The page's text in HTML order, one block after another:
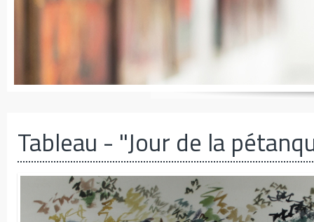
Tableau - "Jour de la